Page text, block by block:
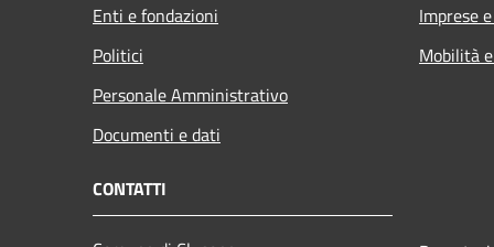
Enti e fondazioni
Politici
Personale Amministrativo
Documenti e dati
Imprese
Mobilità
CONTATTI